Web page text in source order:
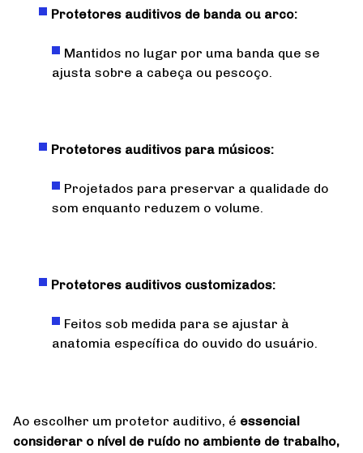
Protetores auditivos de banda ou arco:
Mantidos no lugar por uma banda que se
ajusta sobre a cabeça ou pescoço.
Protetores auditivos para músicos:
Projetados para preservar a qualidade do
som enquanto reduzem o volume.
Protetores auditivos customizados:
Feitos sob medida para se ajustar à
anatomia específica do ouvido do usuário.
Ao escolher um protetor auditivo, é essencial
considerar o nível de ruído no ambiente de trabalho,